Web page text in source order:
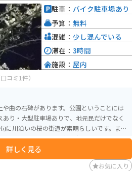
いて学ぶことができます。また、展望台か
風景が楽しめます。
口コミ1件）
曲の石碑があります。公園ということには
り・大型駐車場ありで、地元民だけでなく
に川沿いの桜の街道が素晴らしいです。ま
ウスで食べることも持ち帰ることもできま
で行っても家族や友人と行っても、十分楽しめ
詳しく見る
駐車： バイク駐車場あり
予算： 無料
混雑： 少し混んでいる
滞在： 3時間
施設： 屋内
お気に入り